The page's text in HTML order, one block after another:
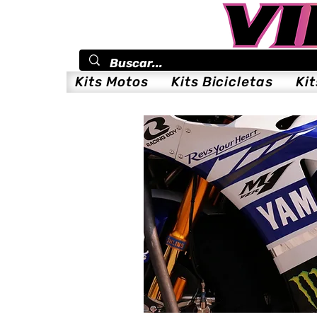
Kits Motos Kits Bicicletas